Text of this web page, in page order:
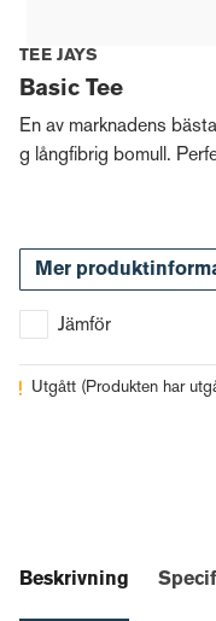
TEE JAYS
Basic Tee
En av marknadens
g långfibrig bomull.
Mer
Jämför
Utgått (Produkten har
Beskrivning